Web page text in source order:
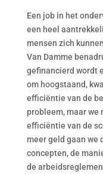
Een job in het
een heel
mensen zich
Van Damme
gefinancierd wordt
om hoogstaand,
efficiëntie van de
probleem, maar we
efficiëntie van de
meer geld gaan we
concepten, de
de